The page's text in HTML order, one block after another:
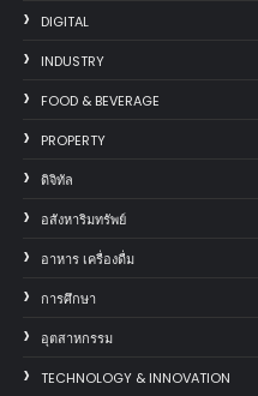
DIGITAL
INDUSTRY
FOOD & BEVERAGE
PROPERTY
ดิจิทัล
อสังหาริมทรัพย์
อาหาร เครื่องดื่ม
การศึกษา
อุตสาหกรรม
TECHNOLOGY & INNOVATION